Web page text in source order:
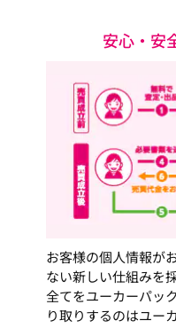
安心・安
お客様の個人情報が
ない新しい仕組みを
全てをユーカーパッ
り取りするのはユー